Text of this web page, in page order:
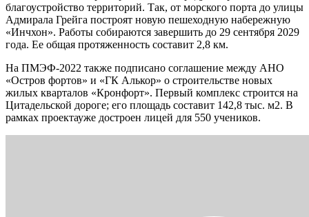
благоустройство территорий. Так, от морского порта до улицы
Адмирала Грейга построят новую пешеходную набережную
«Инчхон». Работы собираются завершить до 29 сентября 2029
года. Ее общая протяженность составит 2,8 км.
На ПМЭФ-2022 также подписано соглашение между АНО
«Остров фортов» и «ГК Алькор» о строительстве новых
жилых кварталов «Кронфорт». Первый комплекс строится на
Цитадельской дороге; его площадь составит 142,8 тыс. м2. В
рамках проектауже достроен лицей для 550 учеников.